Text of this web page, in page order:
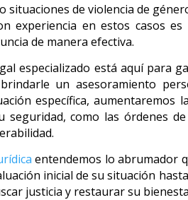
situaciones de violencia de
experiencia en estos casos
de manera efectiva.
especializado está aquí para
un asesoramiento
específica, aumentaremos
seguridad, como las órdenes
entendemos lo abrumador
inicial de su situación
justicia y restaurar su